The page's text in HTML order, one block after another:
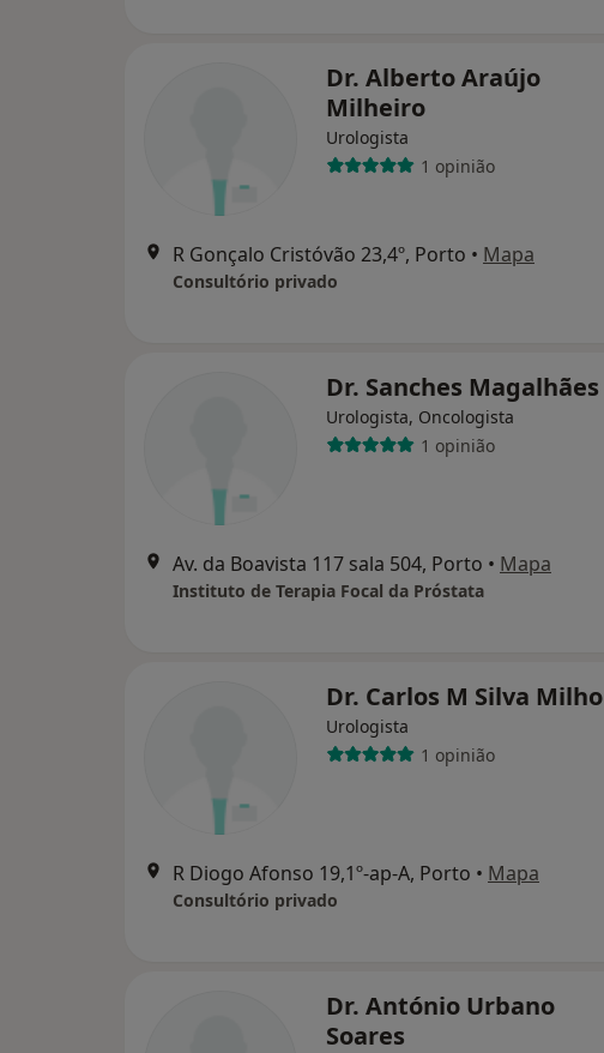
Dr. Alberto Araújo
Milheiro
Urologista
1 opinião
R Gonçalo Cristóvão 23,4º, Porto • Mapa
Consultório privado
Dr. Sanches Magalhães
Urologista, Oncologista
1 opinião
Av. da Boavista 117 sala 504, Porto • Mapa
Instituto de Terapia Focal da Próstata
Dr. Carlos M Silva Milho
Urologista
1 opinião
R Diogo Afonso 19,1º-ap-A, Porto • Mapa
Consultório privado
Dr. António Urbano
Soares